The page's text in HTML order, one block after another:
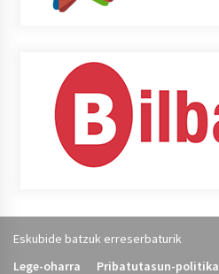
Eskubide batzuk erreserbaturik
Lege-oharra
Pribatutasun-politika